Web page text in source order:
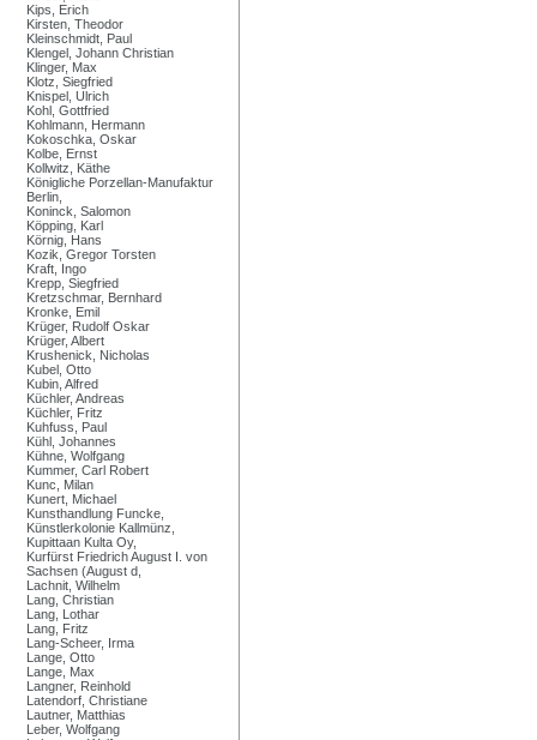
Kips, Erich
Kirsten, Theodor
Kleinschmidt, Paul
Klengel, Johann Christian
Klinger, Max
Klotz, Siegfried
Knispel, Ulrich
Kohl, Gottfried
Kohlmann, Hermann
Kokoschka, Oskar
Kolbe, Ernst
Kollwitz, Käthe
Königliche Porzellan-Manufaktur
Berlin,
Koninck, Salomon
Köpping, Karl
Körnig, Hans
Kozik, Gregor Torsten
Kraft, Ingo
Krepp, Siegfried
Kretzschmar, Bernhard
Kronke, Emil
Krüger, Rudolf Oskar
Krüger, Albert
Krushenick, Nicholas
Kubel, Otto
Kubin, Alfred
Küchler, Andreas
Küchler, Fritz
Kuhfuss, Paul
Kühl, Johannes
Kühne, Wolfgang
Kummer, Carl Robert
Kunc, Milan
Kunert, Michael
Kunsthandlung Funcke,
Künstlerkolonie Kallmünz,
Kupittaan Kulta Oy,
Kurfürst Friedrich August I. von
Sachsen (August d,
Lachnit, Wilhelm
Lang, Christian
Lang, Lothar
Lang, Fritz
Lang-Scheer, Irma
Lange, Otto
Lange, Max
Langner, Reinhold
Latendorf, Christiane
Lautner, Matthias
Leber, Wolfgang